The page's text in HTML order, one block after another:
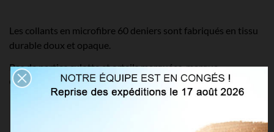
Les collants en microfibre 60 deniers sont fabriqués en tissu
durable doux et opaque.
Pas de parties culotte et orteils marquées, marque
GABRIELLA.